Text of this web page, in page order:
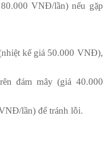
VNĐ/lần) nếu gặp
kế giá 50.000 VNĐ),
đám mây (giá 40.000
lần) để tránh lỗi.